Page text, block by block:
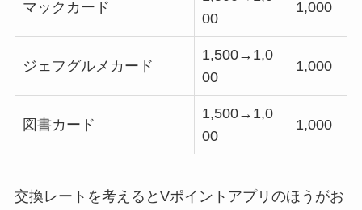
マックカード
00
1,000
ジェフグルメカード
1,500→1,0
00
1,000
図書カード
1,500→1,0
00
1,000
交換レートを考えるとVポイントアプリのほうがお